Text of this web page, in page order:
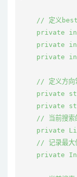
// 定义
private
private
private
// 定义方向
private
private
// 当前搜索
private
// 记录最大
private